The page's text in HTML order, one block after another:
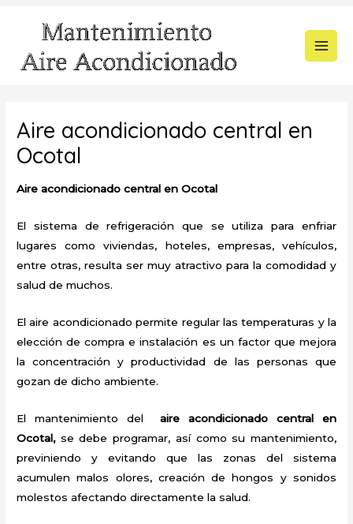
contenido
Aire acondicionado central en
Ocotal
Aire acondicionado central en Ocotal
El sistema de refrigeración que se utiliza para enfriar
lugares como viviendas, hoteles, empresas, vehículos,
entre otras, resulta ser muy atractivo para la comodidad y
salud de muchos.
El aire acondicionado permite regular las temperaturas y la
elección de compra e instalación es un factor que mejora
la concentración y productividad de las personas que
gozan de dicho ambiente.
El mantenimiento delaire acondicionado central en
Ocotal,se debe programar, así como su mantenimiento,
previniendo y evitando que las zonas del sistema
acumulen malos olores, creación de hongos y sonidos
molestos afectando directamente la salud.